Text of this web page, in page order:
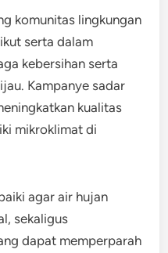
komunitas lingkungan
serta dalam
kebersihan serta
Kampanye sadar
kualitas
mikroklimat di
agar air hujan
sekaligus
dapat memperparah